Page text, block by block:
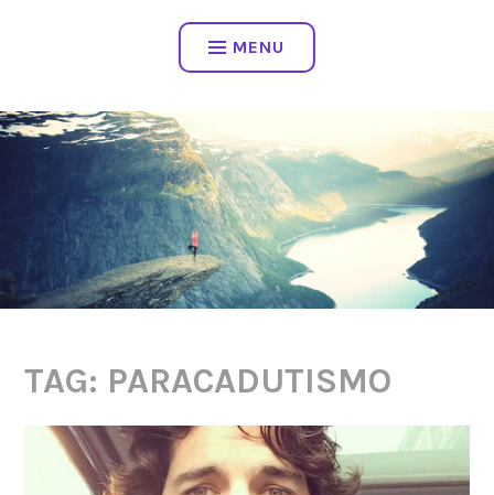
MENU
TAG: PARACADUTISMO